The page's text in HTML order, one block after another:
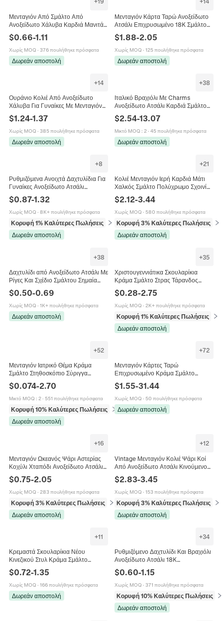
Μενταγιόν Από Σμάλτο Από
Ανοξείδωτο Χάλυβα Καρδιά Μανιτάρι
Charms Για Κολιέ Σκουλαρίκια
$0.66-1.11
Χωρίς MOQ · 376 πουλήθηκε πρόσφατα
Δωρεάν αποστολή
Μενταγιόν Κάρτα Ταρώ Ανοξείδωτο
Ατσάλι Επιχρυσωμένο 18K Σμάλτο
Αξεσουάρ Κατασκευής Κοσμημάτων
DIY
$1.88-2.05
Χωρίς MOQ · 125 πουλήθηκε πρόσφατα
Δωρεάν αποστολή
+14
Ουράνιο Κολιέ Από Ανοξείδωτο
Χάλυβα Για Γυναίκες Με Μενταγιόν
Αστέρι Φεγγάρι Πλανήτης Μπλε
Σμάλτο Στρας Κοσμήματα Μόδας
$1.24-1.37
Χωρίς MOQ · 385 πουλήθηκε πρόσφατα
Δωρεάν αποστολή
+38
Ιταλικό Βραχιόλι Με Charms
Ανοξείδωτο Ατσάλι Καρδιά Σμάλτο
DIY Σπονδυλωτά Κοσμήματα Δώρο
Για Γυναίκες Κορίτσια
$2.54-13.07
Μικτό MOQ : 2· 45 πουλήθηκε πρόσφατα
Δωρεάν αποστολή
+8
Ρυθμιζόμενα Ανοιχτά Δαχτυλίδια Για
Γυναίκες Ανοξείδωτο Ατσάλι
Επιχρυσωμένο Πολύχρωμο Σμάλτο
Καρδιά Μαργαρίτα Κοσμήματα
$0.87-1.32
Χωρίς MOQ · 8K+ πουλήθηκε πρόσφατα
Κορυφή 1% Καλύτερες Πωλήσεις
σε Δαχτυλίδια
Δωρεάν αποστολή
+21
Κολιέ Μενταγιόν Ιερή Καρδιά Μάτι
Χαλκός Σμάλτο Πολύχρωμο Σχοινί
Boho Vintage Κόσμημα Για Γυναίκες
$2.12-3.44
Χωρίς MOQ · 580 πουλήθηκε πρόσφατα
Κορυφή 3% Καλύτερες Πωλήσεις
σε
Δωρεάν αποστολή
+38
Δαχτυλίδι από Ανοξείδωτο Ατσάλι Με
Ρίγες Και Σχέδιο Σμάλτου Σημαία
Pride Rainbow Transgender
Εξατομικευμένο Unisex Κόσμημα
$0.50-0.69
Χωρίς MOQ · 1K+ πουλήθηκε πρόσφατα
Δωρεάν αποστολή
+35
Χριστουγεννιάτικα Σκουλαρίκια
Κράμα Σμάλτο Στρας Τάρανδος
Δέντρο Άγιος Βασίλης Χιονονιφάδα
Κρεμαστά Κοσμήματα Για Γυναίκες
$0.28-2.75
Χωρίς MOQ · 2K+ πουλήθηκε πρόσφατα
Κορυφή 1% Καλύτερες Πωλήσεις
σε
Δωρεάν αποστολή
+52
Μενταγιόν Ιατρικό Θέμα Κράμα
Σμάλτο Στηθοσκόπιο Σύριγγα
Καπέλο Νοσοκόμας Για DIY
Κατασκευή Κοσμημάτων Πολύχρωμο
Στυλ Κινουμένων Σχεδίων
$0.074-2.70
Μικτό MOQ : 2· 551 πουλήθηκε πρόσφατα
Κορυφή 10% Καλύτερες Πωλήσεις
σε Μπρελόκ (γούρια)
Δωρεάν αποστολή
+72
Μενταγιόν Κάρτες Ταρώ
Επιχρυσωμένο Κράμα Σμάλτο
Ζιργκόν Ορθογώνια Μυστικιστικά
Στοιχεία Για Κατασκευή Κοσμημάτων
DIY
$1.55-31.44
Χωρίς MOQ · 50 πουλήθηκε πρόσφατα
Δωρεάν αποστολή
+16
Μενταγιόν Ωκεανός Ψάρι Αστερίας
Κοχύλι Χταπόδι Ανοξείδωτο Ατσάλι
Κοσμημάτων DIY
$0.75-2.05
Χωρίς MOQ · 283 πουλήθηκε πρόσφατα
Κορυφή 3% Καλύτερες Πωλήσεις
σε Μπρελόκ (γούρια)
Δωρεάν αποστολή
+12
Vintage Μενταγιόν Κολιέ Ψάρι Κοί
Από Ανοξείδωτο Ατσάλι Κινούμενο
Γυναίκες
$2.83-3.45
Χωρίς MOQ · 153 πουλήθηκε πρόσφατα
Κορυφή 3% Καλύτερες Πωλήσεις
σε
Δωρεάν αποστολή
+11
Κρεμαστά Σκουλαρίκια Νέου
Κινεζικού Στυλ Κράμα Σμάλτο
Ψεύτικο Νεφρίτη Ανεμιστήρας Φύλλο
Μπαμπού Φούντα Vintage Για
Γυναίκες
$0.72-1.35
Χωρίς MOQ · 166 πουλήθηκε πρόσφατα
Δωρεάν αποστολή
+34
Ρυθμιζόμενο Δαχτυλίδι Και Βραχιόλι
Ανοξείδωτο Ατσάλι 18K
Επιχρυσωμένο Σμάλτο Μάρμαρο
Σχέδιο Καρδιά Κοσμήματα Για
Γυναίκες
$0.60-1.15
Χωρίς MOQ · 371 πουλήθηκε πρόσφατα
Κορυφή 10% Καλύτερες Πωλήσεις
Δωρεάν αποστολή